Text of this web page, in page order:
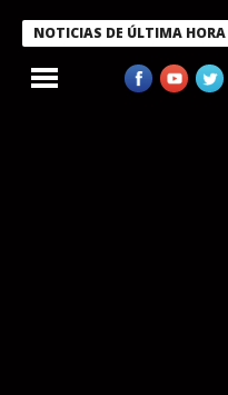
NOTICIAS DE ÚLTIMA HORA
condecora a